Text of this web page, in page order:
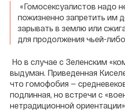
«Гомосексуалистов надо
пожизненно запретить им
зарывать в землю или
для продолжения чьей-
Но в случае с Зеленским
выдуман. Приведенная
что гомофобия —
подлинная, но встречи с
нетрадиционной